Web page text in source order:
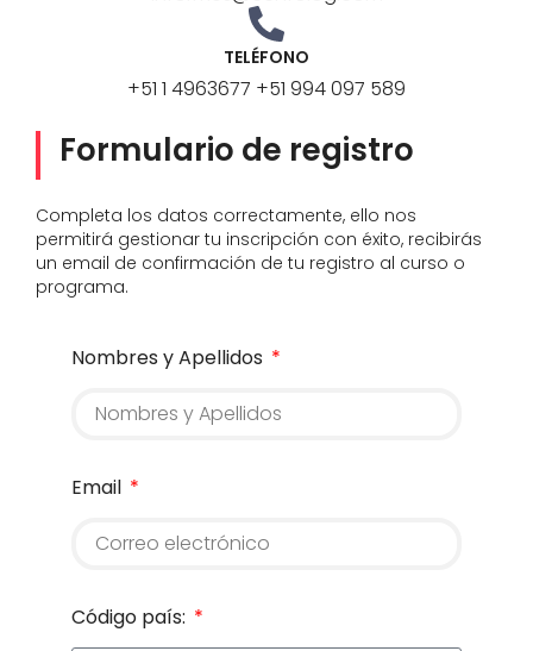
TELÉFONO
+51 1 4963677 +51 994 097 589
Formulario de registro
Completa los datos correctamente, ello nos
permitirá gestionar tu inscripción con éxito, recibirás
un email de confirmación de tu registro al curso o
programa.
Nombres y Apellidos
Email
Código país: